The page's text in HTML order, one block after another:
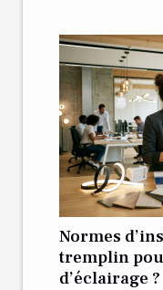
Normes
tremplin
d’éclairage ?